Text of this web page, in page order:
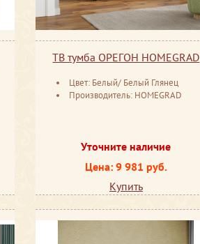
ТВ тумба ОРЕГОН HOMEGRAD
Цвет: Белый/ Белый Глянец
Производитель: HOMEGRAD
Уточните наличие
Цена: 9 981 руб.
Купить